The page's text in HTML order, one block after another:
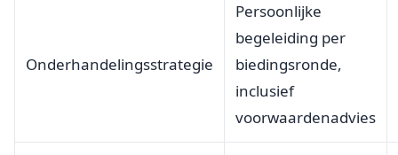
Onderhandelingsstrategie
Persoonlijke
begeleiding per
biedingsronde,
inclusief
voorwaardenadvies